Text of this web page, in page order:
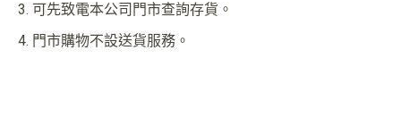
可先致電本公司門市查詢存貨。
門市購物不設送貨服務。